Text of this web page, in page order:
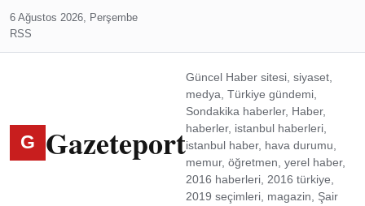
6 Ağustos 2026, Perşembe
RSS
G Gazeteport
Güncel Haber sitesi, siyaset,
medya, Türkiye gündemi,
Sondakika haberler, Haber,
haberler, istanbul haberleri,
istanbul haber, hava durumu,
memur, öğretmen, yerel haber,
2016 haberleri, 2016 türkiye,
2019 seçimleri, magazin, Şair